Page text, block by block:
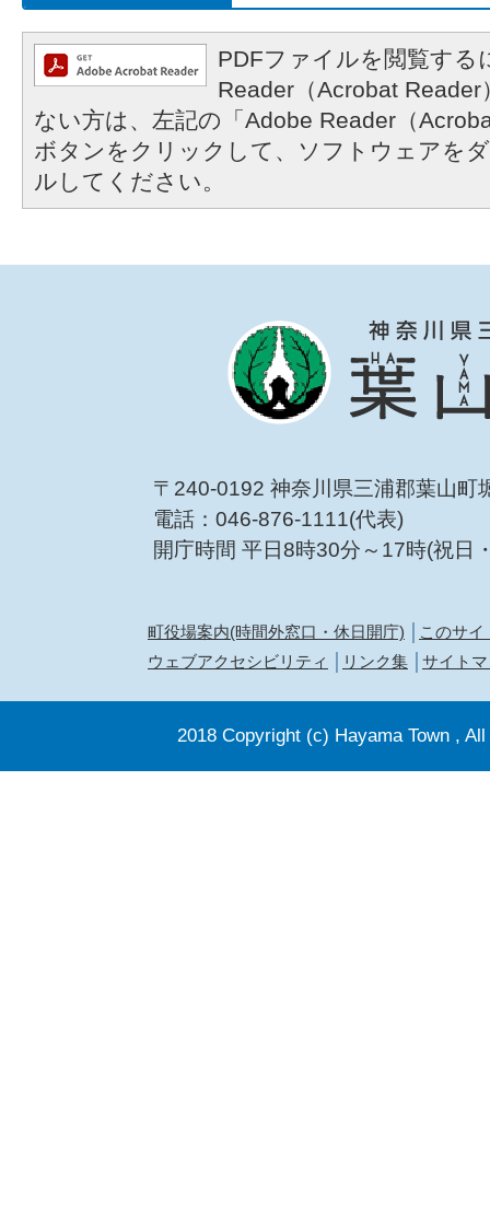
PDFファイルを閲覧する
Reader（Acrobat
ない方は、左記の「Adobe Reader（
ボタンをクリックして、ソフトウェアを
ルしてください。
〒240-0192 神奈川県三浦郡葉山町
電話：046-876-1111(代表)
開庁時間 平日8時30分～17時(祝日
町役場案内(時間外窓口・休日開庁)
このサイ
ウェブアクセシビリティ
リンク集 サイト
2018 Copyright (c) Hayama Town ,